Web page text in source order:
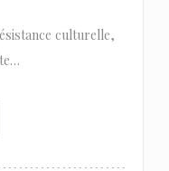
culturelle,